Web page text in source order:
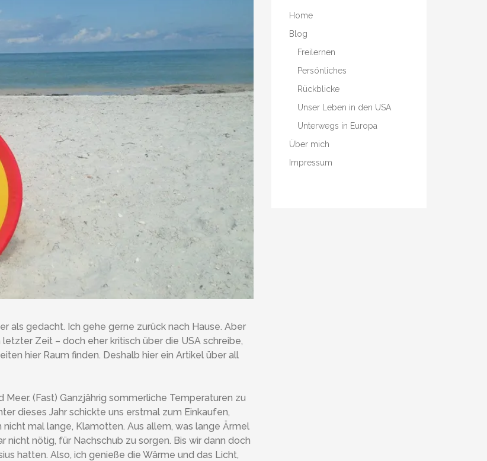
als gedacht. Ich gehe gerne zurück nach Hause. Aber
Zeit – doch eher kritisch über die USA schreibe,
hier Raum finden. Deshalb hier ein Artikel über all
(Fast) Ganzjährig sommerliche Temperaturen zu
dieses Jahr schickte uns erstmal zum Einkaufen,
mal lange, Klamotten. Aus allem, was lange Ärmel
nötig, für Nachschub zu sorgen. Bis wir dann doch
hatten. Also, ich genieße die Wärme und das Licht,
Home
Blog
Freilernen
Persönliches
Rückblicke
Unser Leben in den USA
Unterwegs in Europa
Über mich
Impressum